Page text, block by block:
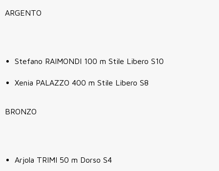
ARGENTO
Stefano RAIMONDI 100 m Stile Libero S10
Xenia PALAZZO 400 m Stile Libero S8
BRONZO
Arjola TRIMI 50 m Dorso S4